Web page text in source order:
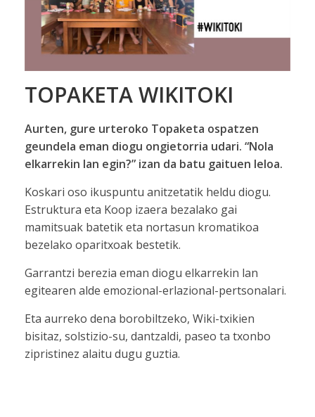
TOPAKETA WIKITOKI
Aurten, gure urteroko Topaketa ospatzen
geundela eman diogu ongietorria udari. “Nola
elkarrekin lan egin?” izan da batu gaituen leloa.
Koskari oso ikuspuntu anitzetatik heldu diogu.
Estruktura eta Koop izaera bezalako gai
mamitsuak batetik eta nortasun kromatikoa
bezelako oparitxoak bestetik.
Garrantzi berezia eman diogu elkarrekin lan
egitearen alde emozional-erlazional-pertsonalari.
Eta aurreko dena borobiltzeko, Wiki-txikien
bisitaz, solstizio-su, dantzaldi, paseo ta txonbo
zipristinez alaitu dugu guztia.